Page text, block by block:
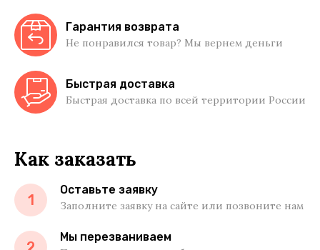
Гарантия возврата
Не понравился товар? Мы вернем деньги
Быстрая доставка
Быстрая доставка по всей территории России
Как заказать
1
Оставьте заявку
Заполните заявку на сайте или позвоните нам
Мы перезваниваем